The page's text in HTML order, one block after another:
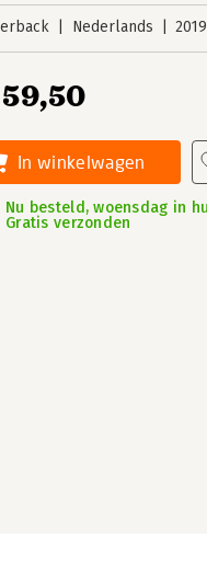
Nederlands 2019
In winkelwagen
Nu besteld, woensdag in
Gratis verzonden